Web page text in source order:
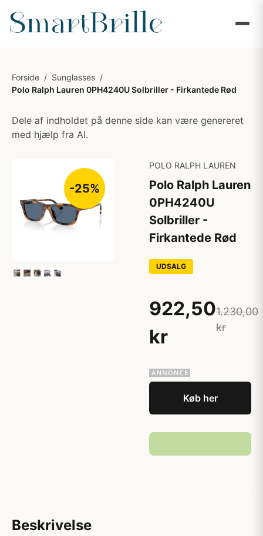
Forside / Sunglasses /
Polo Ralph Lauren 0PH4240U Solbriller - Firkantede Rød
Dele af indholdet på denne side kan være genereret
med hjælp fra AI.
-25%
POLO RALPH LAUREN
Polo Ralph Lauren
0PH4240U
Solbriller -
Firkantede Rød
UDSALG
922,50
kr
1.230,00
kr
Køb her
Beskrivelse